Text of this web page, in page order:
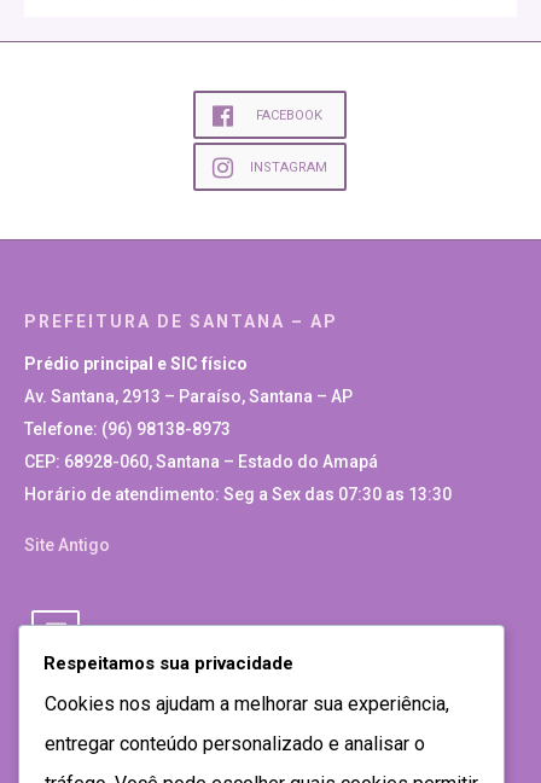
FACEBOOK
INSTAGRAM
PREFEITURA DE SANTANA – AP
Prédio principal e SIC físico
Av. Santana, 2913 – Paraíso, Santana – AP
Telefone: (96) 98138-8973
CEP: 68928-060, Santana – Estado do Amapá
Horário de atendimento: Seg a Sex das 07:30 as 13:30
Site Antigo
Respeitamos sua privacidade
Cookies nos ajudam a melhorar sua experiência,
entregar conteúdo personalizado e analisar o